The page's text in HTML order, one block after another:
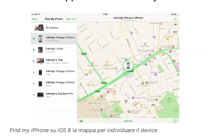
Find my iPhone su iOS 8 la mappa per individuare il device